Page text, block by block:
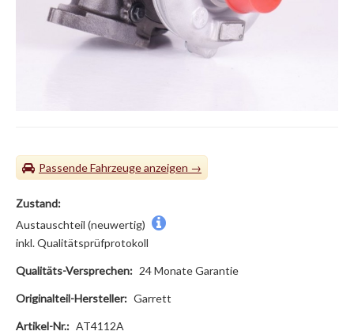
Passende Fahrzeuge
Zustand:
Austauschteil (neuwertig)
inkl. Qualitätsprüfprotokoll
Qualitäts-Versprechen: 24 Monate Garantie
Originalteil-Hersteller: Garrett
Artikel-Nr.: AT4112A